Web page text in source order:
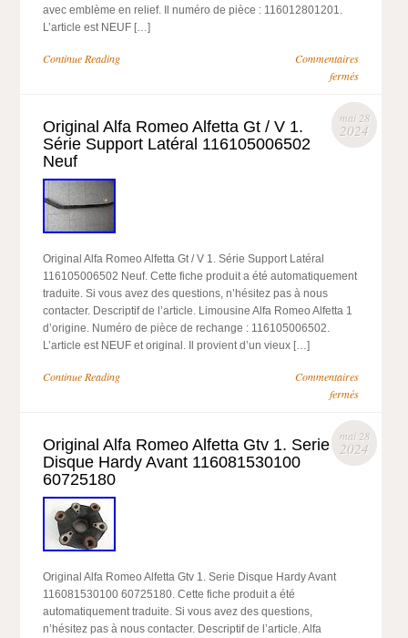
avec emblème en relief. Il numéro de pièce : 116012801201.
L’article est NEUF […]
Continue Reading
Commentaires
fermés
mai 28
2024
Original Alfa Romeo Alfetta Gt / V 1.
Série Support Latéral 116105006502
Neuf
Original Alfa Romeo Alfetta Gt / V 1. Série Support Latéral
116105006502 Neuf. Cette fiche produit a été automatiquement
traduite. Si vous avez des questions, n’hésitez pas à nous
contacter. Descriptif de l’article. Limousine Alfa Romeo Alfetta 1
d’origine. Numéro de pièce de rechange : 116105006502.
L’article est NEUF et original. Il provient d’un vieux […]
Continue Reading
Commentaires
fermés
mai 28
2024
Original Alfa Romeo Alfetta Gtv 1. Serie
Disque Hardy Avant 116081530100
60725180
Original Alfa Romeo Alfetta Gtv 1. Serie Disque Hardy Avant
116081530100 60725180. Cette fiche produit a été
automatiquement traduite. Si vous avez des questions,
n’hésitez pas à nous contacter. Descriptif de l’article. Alfa